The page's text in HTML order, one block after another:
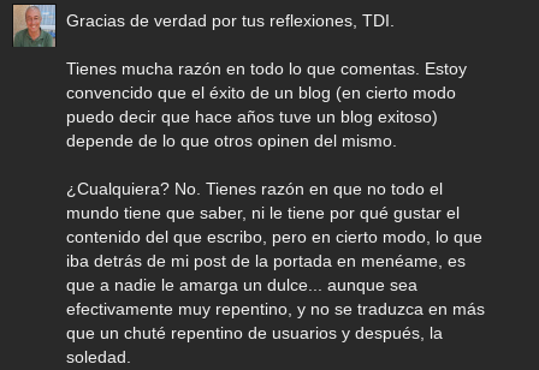
Gracias de verdad por tus reflexiones, TDI.
Tienes mucha razón en todo lo que comentas. Estoy
convencido que el éxito de un blog (en cierto modo
puedo decir que hace años tuve un blog exitoso)
depende de lo que otros opinen del mismo.
¿Cualquiera? No. Tienes razón en que no todo el
mundo tiene que saber, ni le tiene por qué gustar el
contenido del que escribo, pero en cierto modo, lo que
iba detrás de mi post de la portada en menéame, es
que a nadie le amarga un dulce... aunque sea
efectivamente muy repentino, y no se traduzca en más
que un chuté repentino de usuarios y después, la
soledad.